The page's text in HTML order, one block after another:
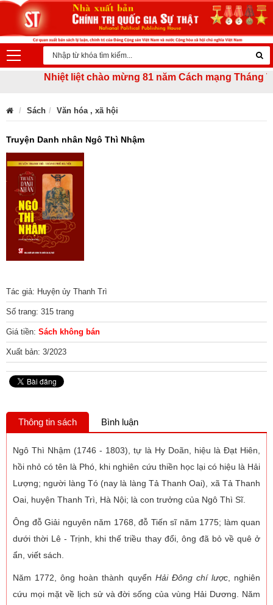
Nhiệt liệt chào mừng 81 năm Cách mạng Tháng
Sách Văn hóa , xã hội
Truyện Danh nhân Ngô Thì Nhậm
Tác giả: Huyện ủy Thanh Trì
Số trang: 315 trang
Giá tiền: Sách không bán
Xuất bản: 3/2023
Thông tin sách Bình luận
Ngô Thì Nhậm (1746 - 1803), tự là Hy Doãn, hiệu là Đạt Hiên,
hồi nhỏ có tên là Phó, khi nghiên cứu thiền học lại có hiệu là Hải
Lượng; người làng Tó (nay là làng Tả Thanh Oai), xã Tả Thanh
Oai, huyện Thanh Trì, Hà Nội; là con trưởng của Ngô Thì Sĩ.
Ông đỗ Giải nguyên năm 1768, đỗ Tiến sĩ năm 1775; làm quan
dưới thời Lê - Trịnh, khi thế triều thay đổi, ông đã bỏ về quê ở
ẩn, viết sách.
Năm 1772, ông hoàn thành quyển Hải Đông chí lược, nghiên
cứu mọi mặt về lịch sử và đời sống của vùng Hải Dương. Năm